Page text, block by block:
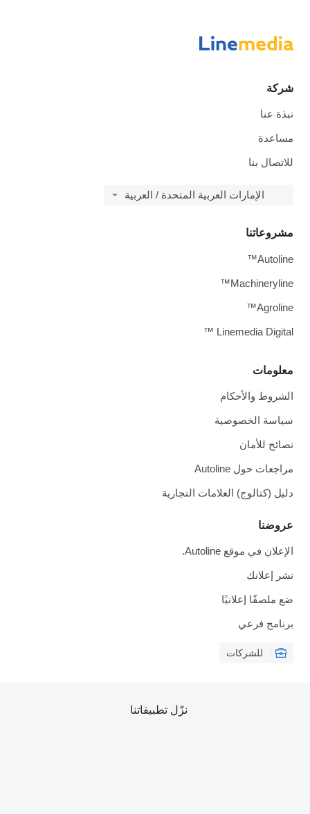
شركة
نبذة عنا
مساعدة
للاتصال بنا
الإمارات العربية المتحدة / العربية
معلومات
الشروط والأحكام
سياسة الخصوصية
نصائح للأمان
مراجعات حول Autoline
دليل (كتالوج) العلامات التجارية
عروضنا
الإعلان في موقع Autoline.
نشر إعلانك
ضع ملصقًا إعلانيًا
برنامج فرعي
للشركات
مشروعاتنا
Autoline™
Machineryline™
Agroline™
Linemedia Digital ™
نزّل تطبيقاتنا